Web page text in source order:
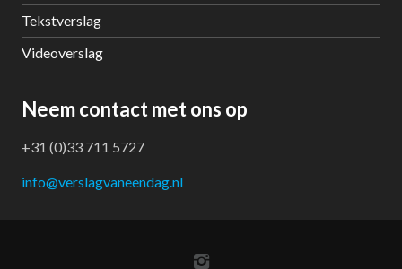
Tekstverslag
Videoverslag
Neem contact met ons op
+31 (0)33 711 5727
info@verslagvaneendag.nl